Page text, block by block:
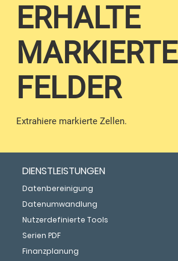
ERHALTE
MARKIERTE
FELDER
Extrahiere markierte Zellen.
DIENSTLEISTUNGEN
Datenbereinigung
Datenumwandlung
Nutzerdefinierte Tools
Serien PDF
Finanzplanung